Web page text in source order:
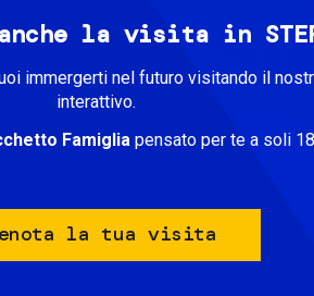
la visita in
immergerti nel futuro visitando il
interattivo.
Famigliapensato per te a soli
la tua visita